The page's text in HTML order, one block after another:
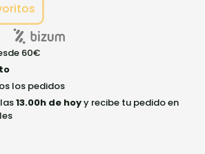
60€
los pedidos
13.00h de hoyy recibe tu pedido en